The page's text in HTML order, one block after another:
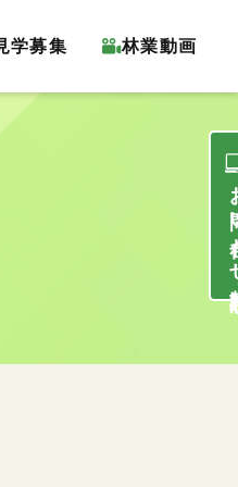
学募集 林業動画
お問